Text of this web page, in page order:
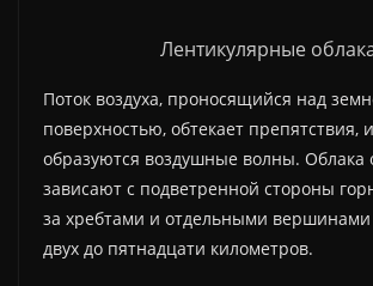
Лентикулярные
Поток воздуха, проносящийся над
поверхностью, обтекает препятствия,
образуются воздушные волны. Облака
зависают с подветренной стороны
за хребтами и отдельными вершинами
двух до пятнадцати километров.